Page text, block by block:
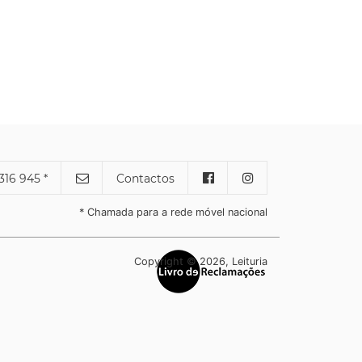
945 * Contactos
* Chamada para a rede móvel nacional
Copyright © 2026, Leituria